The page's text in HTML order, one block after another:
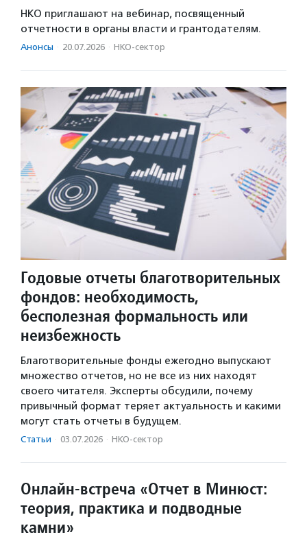
НКО приглашают на вебинар, посвященный
отчетности в органы власти и грантодателям.
Анонсы · 20.07.2026 · НКО-сектор
Годовые отчеты благотворительных
фондов: необходимость,
бесполезная формальность или
неизбежность
Благотворительные фонды ежегодно выпускают
множество отчетов, но не все из них находят
своего читателя. Эксперты обсудили, почему
привычный формат теряет актуальность и какими
могут стать отчеты в будущем.
Статьи · 03.07.2026 · НКО-сектор
Онлайн-встреча «Отчет в Минюст:
теория, практика и подводные
камни»